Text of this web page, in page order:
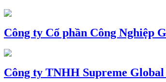
Công ty Cổ phần Công Nghiệp
Công ty TNHH Supreme